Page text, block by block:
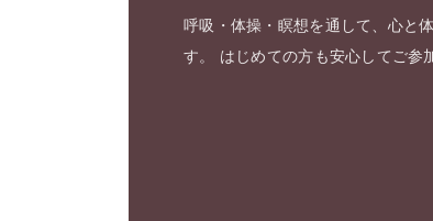
呼吸・体操・瞑想を通して、心と
す。 はじめての方も安心してご参